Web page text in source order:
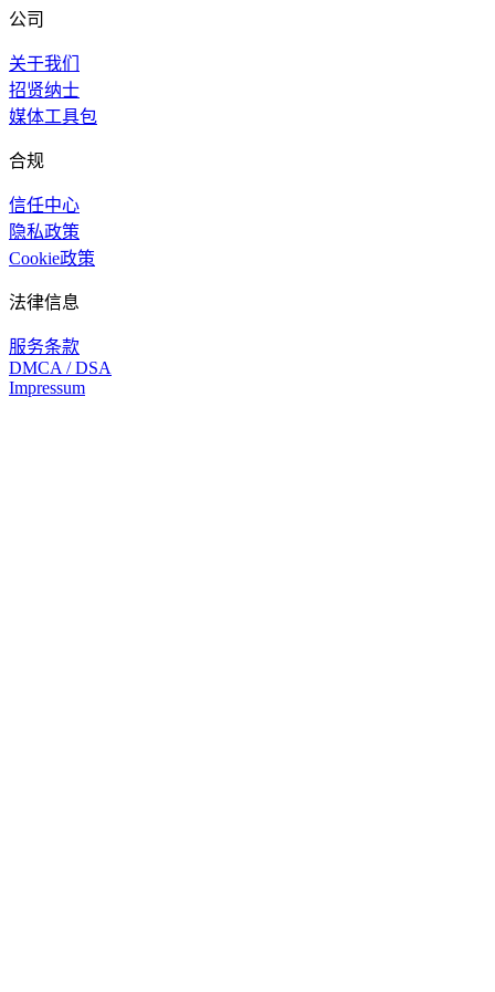
公司
关于我们
招贤纳士
媒体工具包
合规
信任中心
隐私政策
Cookie政策
法律信息
服务条款
DMCA / DSA
Impressum